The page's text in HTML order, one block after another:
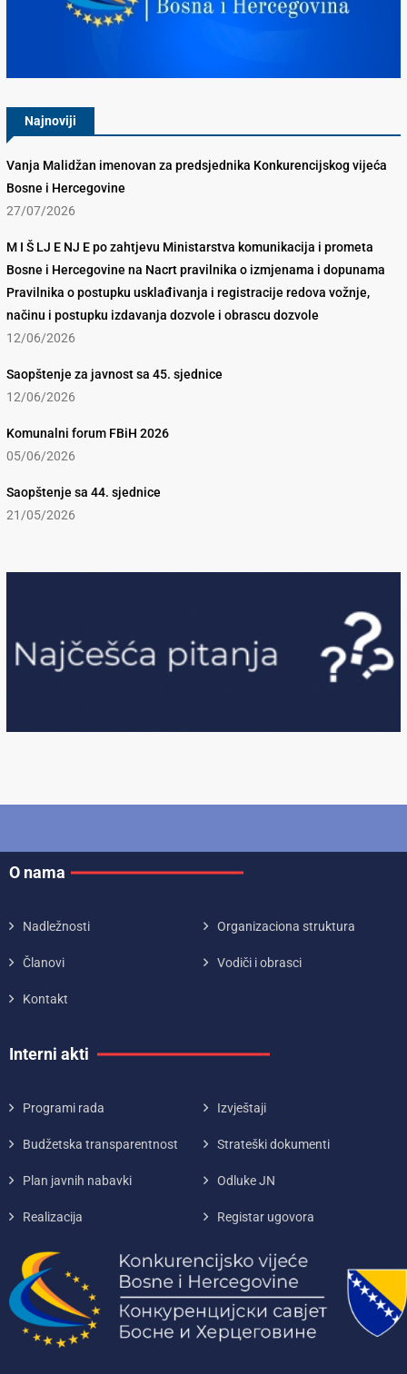
Najnoviji
Vanja Malidžan imenovan za predsjednika Konkurencijskog vijeća
Bosne i Hercegovine
27/07/2026
M I Š LJ E NJ E po zahtjevu Ministarstva komunikacija i prometa
Bosne i Hercegovine na Nacrt pravilnika o izmjenama i dopunama
Pravilnika o postupku usklađivanja i registracije redova vožnje,
načinu i postupku izdavanja dozvole i obrascu dozvole
12/06/2026
Saopštenje za javnost sa 45. sjednice
12/06/2026
Komunalni forum FBiH 2026
05/06/2026
Saopštenje sa 44. sjednice
21/05/2026
O nama
Nadležnosti Organizaciona struktura
Članovi Vodiči i obrasci
Kontakt
Interni akti
Programi rada Izvještaji
Budžetska transparentnost Strateški dokumenti
Plan javnih nabavki Odluke JN
Realizacija Registar ugovora